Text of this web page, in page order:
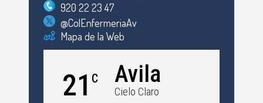
920 22 23 47
@ColEnfermeriaAv
Mapa de la Web
21 C Avila
Cielo Claro